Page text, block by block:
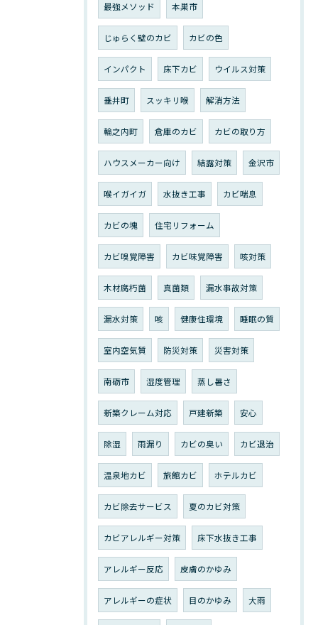
最強メソッド 本巣市
じゅらく壁のカビ カビの色
インパクト 床下カビ ウイルス対策
垂井町 スッキリ喉 解消方法
輪之内町 倉庫のカビ カビの取り方
ハウスメーカー向け 結露対策 金沢市
喉イガイガ 水抜き工事 カビ喘息
カビの塊 住宅リフォーム
カビ嗅覚障害 カビ味覚障害 咳対策
木材腐朽菌 真菌類 漏水事故対策
漏水対策 咳 健康住環境 睡眠の質
室内空気質 防災対策 災害対策
南砺市 湿度管理 蒸し暑さ
新築クレーム対応 戸建新築 安心
除湿 雨漏り カビの臭い カビ退治
温泉地カビ 旅館カビ ホテルカビ
カビ除去サービス 夏のカビ対策
カビアレルギー対策 床下水抜き工事
アレルギー反応 皮膚のかゆみ
アレルギーの症状 目のかゆみ 大雨